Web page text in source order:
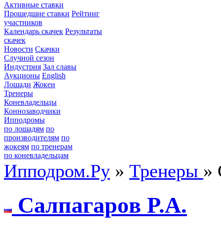
Активные ставки
Прошедшие ставки Рейтинг
участников
Календарь скачек Результаты
скачек
Новости Скачки
Случной сезон
Индустрия Зал славы
Аукционы English
Лошади Жокеи
Тренеры
Коневладельцы
Коннозаводчики
Ипподромы
по лошадям по
производителям по
жокеям по тренерам
по коневладельцам
Ипподром.Ру » Тренеры »
Cалпагарoв P.A.